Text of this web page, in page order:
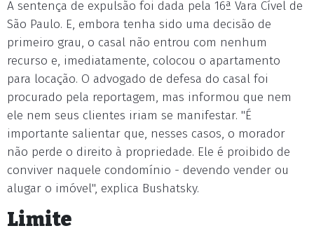
A sentença de expulsão foi dada pela 16ª Vara Cível de
São Paulo. E, embora tenha sido uma decisão de
primeiro grau, o casal não entrou com nenhum
recurso e, imediatamente, colocou o apartamento
para locação. O advogado de defesa do casal foi
procurado pela reportagem, mas informou que nem
ele nem seus clientes iriam se manifestar. "É
importante salientar que, nesses casos, o morador
não perde o direito à propriedade. Ele é proibido de
conviver naquele condomínio - devendo vender ou
alugar o imóvel", explica Bushatsky.
Limite